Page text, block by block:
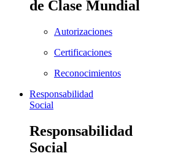
de Clase Mundial
Autorizaciones
Certificaciones
Reconocimientos
Responsabilidad
Social
Responsabilidad
Social